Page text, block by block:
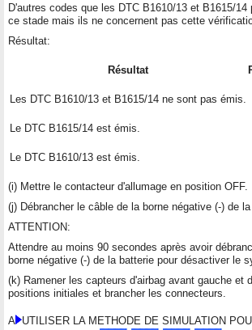
D'autres codes que les DTC B1610/13 et B1615/
ce stade mais ils ne concernent pas cette
Résultat:
Résultat
Les DTC B1610/13 et B1615/14 ne sont pas émis.
Le DTC B1615/14 est émis.
Le DTC B1610/13 est émis.
(i) Mettre le contacteur d'allumage en position OFF.
(j) Débrancher le câble de la borne négative (-) de la
ATTENTION:
Attendre au moins 90 secondes après avoir
borne négative (-) de la batterie pour désactiver le
(k) Ramener les capteurs d'airbag avant gauche et
positions initiales et brancher les connecteurs.
A UTILISER LA METHODE DE SIMULATION